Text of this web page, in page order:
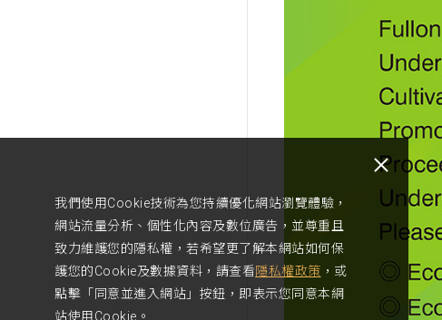
我們使用Cookie技術為您持續優化網站瀏覽體驗，
網站流量分析、個性化內容及數位廣告，並尊重且
致力維護您的隱私權，若希望更了解本網站如何保
護您的Cookie及數據資料，請查看隱私權政策 ，或
點擊「同意並進入網站」按鈕，即表示您同意本網
站使用Cookie。